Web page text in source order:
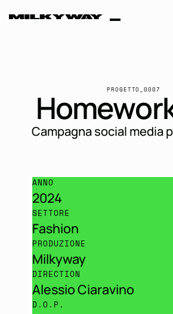
PROGETTO_0007
Homewor
Campagna social media
ANNO
2024
SETTORE
Fashion
PRODUZIONE
Milkyway
DIRECTION
Alessio Ciaravino
D.O.P.